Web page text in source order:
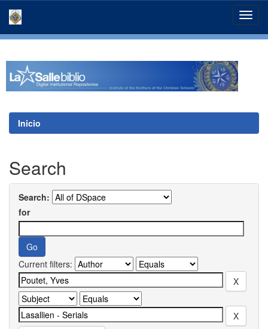
Inicio
Search
Search:
for
Current filters: